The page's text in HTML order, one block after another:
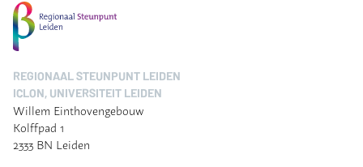
REGIONAAL STEUNPUNT LEIDEN
ICLON, UNIVERSITEIT LEIDEN
Willem Einthovengebouw
Kolffpad 1
2333 BN Leiden